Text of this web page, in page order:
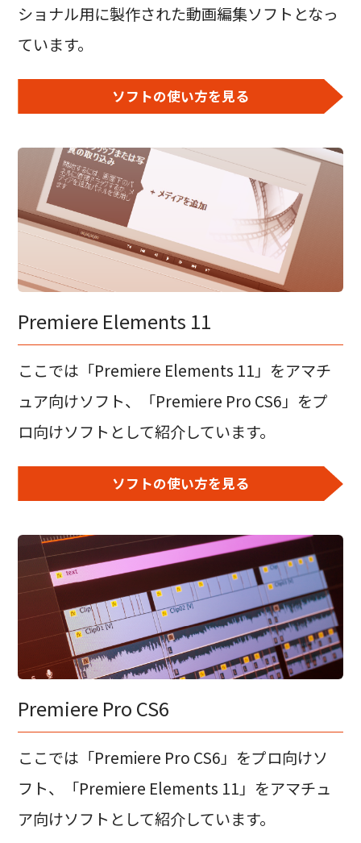
ショナル用に製作された動画編集ソフトとなっ
ています。
ソフトの使い方を見る
Premiere Elements 11
ここでは「Premiere Elements 11」をアマチ
ュア向けソフト、「Premiere Pro CS6」をプ
ロ向けソフトとして紹介しています。
ソフトの使い方を見る
Premiere Pro CS6
ここでは「Premiere Pro CS6」をプロ向けソ
フト、「Premiere Elements 11」をアマチュ
ア向けソフトとして紹介しています。